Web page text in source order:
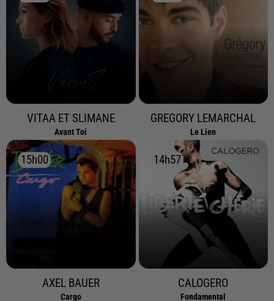
VITAA ET SLIMANE
Avant Toi
GREGORY LEMARCHAL
Le Lien
15h00
15h00
AXEL BAUER
Cargo
14h57
14h57
CALOGERO
Fondamental